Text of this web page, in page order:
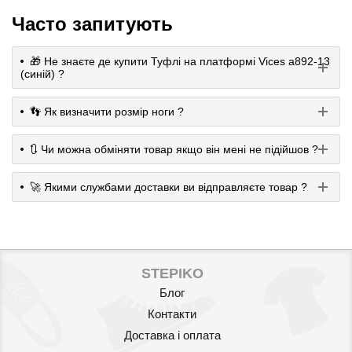
Часто запитують
🎁 Не знаєте де купити Туфлі на платформі Vices a892-13
(cиній) ?
👣 Як визначити розмір ноги ?
🔃 Чи можна обміняти товар якщо він мені не підійшов ?
🚀 Якими службами доставки ви відправляєте товар ?
STEPIKO
Блог
Контакти
Доставка і оплата